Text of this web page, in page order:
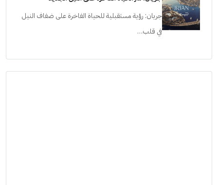
جريان: سر الحياة الفاخرة على النيل الجديد
جريان: رؤية مستقبلية للحياة الفاخرة على ضفاف النيل
في قلب…